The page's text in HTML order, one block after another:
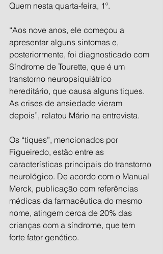
Quem nesta quarta-feira, 1º.
“Aos nove anos, ele começou a
apresentar alguns sintomas e,
posteriormente, foi diagnosticado com
Síndrome de Tourette, que é um
transtorno neuropsiquiátrico
hereditário, que causa alguns tiques.
As crises de ansiedade vieram
depois”, relatou Mário na entrevista.
Os “tiques”, mencionados por
Figueiredo, estão entre as
características principais do transtorno
neurológico. De acordo com o Manual
Merck, publicação com referências
médicas da farmacêutica do mesmo
nome, atingem cerca de 20% das
crianças com a síndrome, que tem
forte fator genético.